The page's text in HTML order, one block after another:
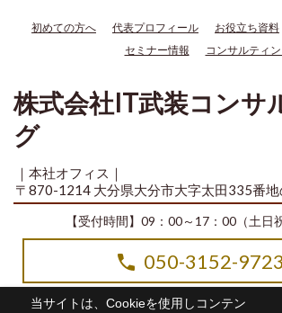
当サイトは、Cookieを使用しコンテン
初めての方へ 代表プロフィール お役立ち資料
セミナー情報
コンサルティ
株式会社IT武装コンサ
グ
｜本社オフィス｜
〒870-1214 大分県大分市大字太田335番地
【受付時間】09：00～17：00（土日
050-3152-9723